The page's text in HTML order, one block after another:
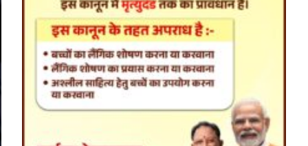
Jagjit Singh Grewal
August 5,
2026
डिजिटल गवर्नेंस, उद्योग, ग्रामीण विकास और ऊर्जा
क्षेत्र को मिलेगा नया बूस्ट, रोजगार और निवेश…
हमारे राज्य
राजधानी की सुरक्षा व्यवस्था मजबूत करने
सांसद बृजमोहन अग्रवाल ने सीएम को